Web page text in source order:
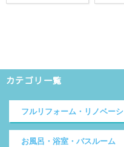
カテゴリ一覧
フルリフォーム・リノベー
お風呂・浴室・バスルーム